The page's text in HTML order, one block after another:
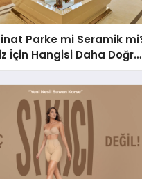
Parke mi Seramik
İçin Hangisi Daha Doğru